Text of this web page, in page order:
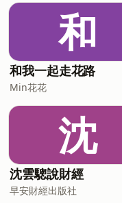
@news_tarot 並截圖此段文案 我
抽一張「神諭卡」， 送上
癒祝福。
https://
-- Hosting
和
和我一起走花路
Min花花
沈
沈雲驄說財經
早安財經出版社